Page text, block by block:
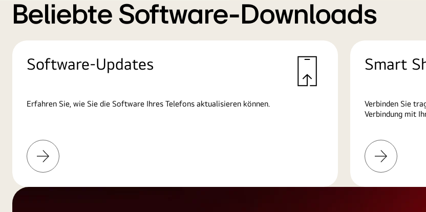
Beliebte Software-Downloads
Software-Updates
Erfahren Sie, wie Sie die Software Ihres Telefons aktualisieren können.
Weitere
Informationen
Smart
Verbinden Sie
Verbindung mit
Weitere
Informationen